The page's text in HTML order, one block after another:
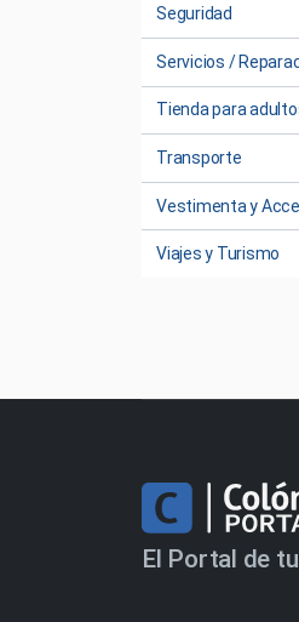
Seguridad
Servicios /
Tienda para
Transporte
Vestimenta y
Viajes y Turismo
El Portal de